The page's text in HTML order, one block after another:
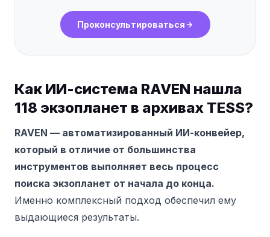
Проконсультироваться
Как ИИ-система RAVEN нашла
118 экзопланет в архивах TESS?
RAVEN — автоматизированный ИИ-конвейер,
который в отличие от большинства
инструментов выполняет весь процесс
поиска экзопланет от начала до конца.
Именно комплексный подход обеспечил ему
выдающиеся результаты.